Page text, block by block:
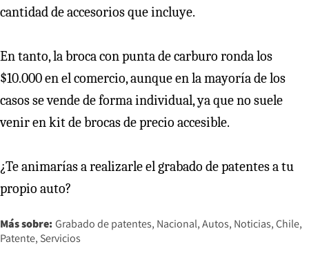
cantidad de accesorios que incluye.
En tanto, la broca con punta de carburo ronda los
$10.000 en el comercio, aunque en la mayoría de los
casos se vende de forma individual, ya que no suele
venir en kit de brocas de precio accesible.
¿Te animarías a realizarle el grabado de patentes a tu
propio auto?
Más sobre: Grabado de patentes Nacional Autos Noticias Chile
Patente Servicios